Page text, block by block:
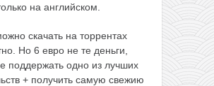
на английском.
скачать на торрентах
Но 6 евро не те деньги,
поддержать одно из лучших
+ получить самую свежию